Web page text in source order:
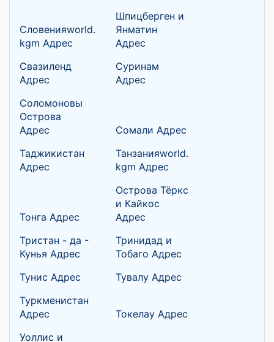
Словенияworld.
kgm Адрес
Шпицберген и
Янматин
Адрес
Свазиленд
Адрес
Суринам
Адрес
Соломоновы
Острова
Адрес
Сомали Адрес
Таджикистан
Адрес
Танзанияworld.
kgm Адрес
Тонга Адрес
Острова Тёркс
и Кайкос
Адрес
Тристан - да -
Кунья Адрес
Тринидад и
Тобаго Адрес
Тунис Адрес
Тувалу Адрес
Туркменистан
Адрес
Токелау Адрес
Уоллис и